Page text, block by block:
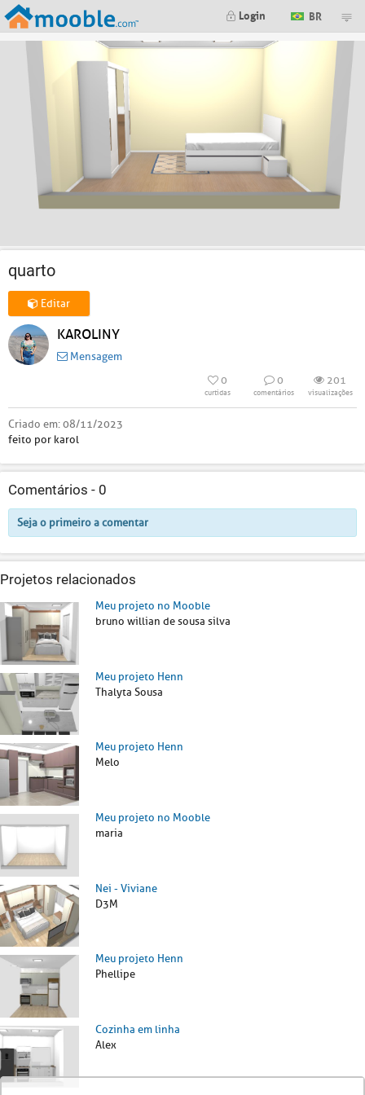
Login BR
quarto
Editar
KAROLINY
Mensagem
0
curtidas
0
comentários
201
visualizações
Criado em:08/11/2023
feito por karol
Comentários - 0
Seja o primeiro a comentar
Projetos relacionados
Meu projeto no Mooble
bruno willian de sousa silva
Meu projeto Henn
Thalyta Sousa
Meu projeto Henn
Melo
Meu projeto no Mooble
maria
Nei - Viviane
D3M
Meu projeto Henn
Phellipe
Cozinha em linha
Alex